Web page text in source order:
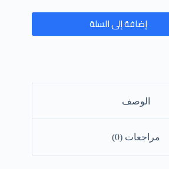
إضافة إلى السلة
الوصف
مراجعات (0)